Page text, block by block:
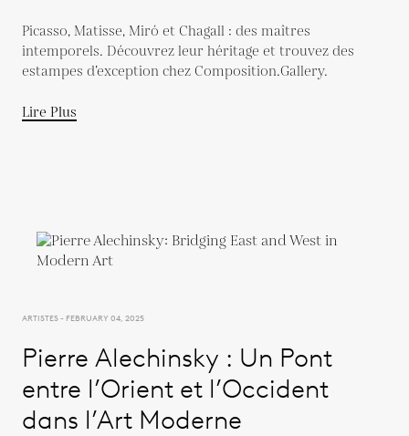
Picasso, Matisse, Miró et Chagall : des maîtres
intemporels. Découvrez leur héritage et trouvez des
estampes d’exception chez Composition.Gallery.
Lire Plus
ARTISTES - FEBRUARY 04, 2025
Pierre Alechinsky : Un Pont
entre l’Orient et l’Occident
dans l’Art Moderne